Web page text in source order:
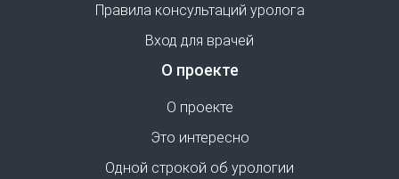
Правила консультаций уролога
Вход для врачей
О проекте
О проекте
Это интересно
Одной строкой об урологии